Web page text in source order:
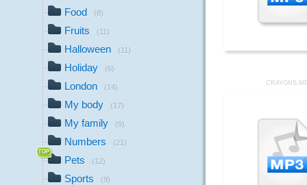
Food (8)
Fruits (11)
Halloween (11)
Holiday (6)
London (14)
My body (17)
My family (9)
Numbers (21)
Pets (12)
Sports (9)